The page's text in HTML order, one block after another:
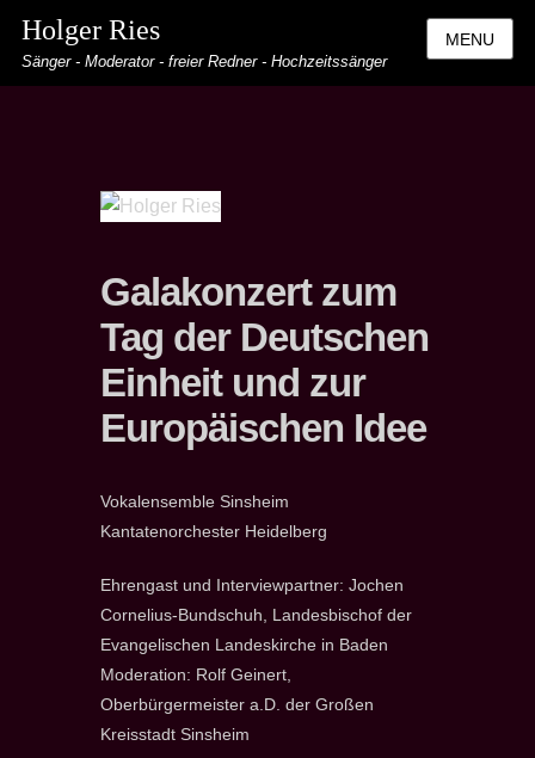
Holger Ries
Sänger - Moderator - freier Redner - Hochzeitssänger
MENU
Galakonzert zum
Tag der Deutschen
Einheit und zur
Europäischen Idee
Vokalensemble Sinsheim
Kantatenorchester Heidelberg
Ehrengast und Interviewpartner: Jochen
Cornelius-Bundschuh, Landesbischof der
Evangelischen Landeskirche in Baden
Moderation: Rolf Geinert,
Oberbürgermeister a.D. der Großen
Kreisstadt Sinsheim